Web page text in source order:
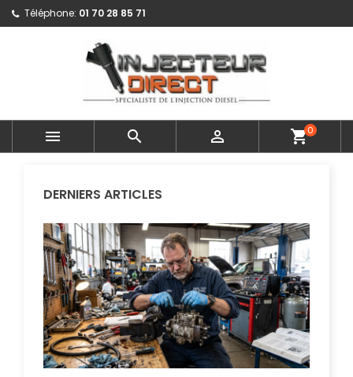
Téléphone: 01 70 28 85 71
   shopping_cart0
DERNIERS ARTICLES